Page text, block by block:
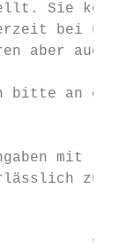
Sie
bei uns
aber auch
bitte an
mit
zu